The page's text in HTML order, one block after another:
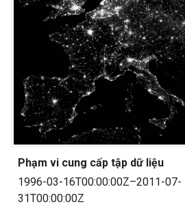
Phạm vi cung cấp tập dữ liệu
1996-03-16T00:00:00Z–2011-07-
31T00:00:00Z